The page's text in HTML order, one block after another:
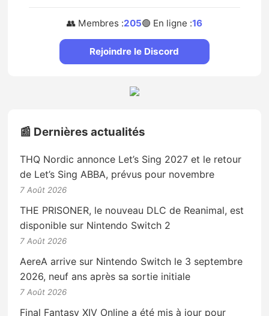
👥 Membres :205🟢 En ligne :16
Rejoindre le Discord
📰 Dernières actualités
THQ Nordic annonce Let’s Sing 2027 et le retour
de Let’s Sing ABBA, prévus pour novembre
7 Août 2026
THE PRISONER, le nouveau DLC de Reanimal, est
disponible sur Nintendo Switch 2
7 Août 2026
AereA arrive sur Nintendo Switch le 3 septembre
2026, neuf ans après sa sortie initiale
7 Août 2026
Final Fantasy XIV Online a été mis à jour pour